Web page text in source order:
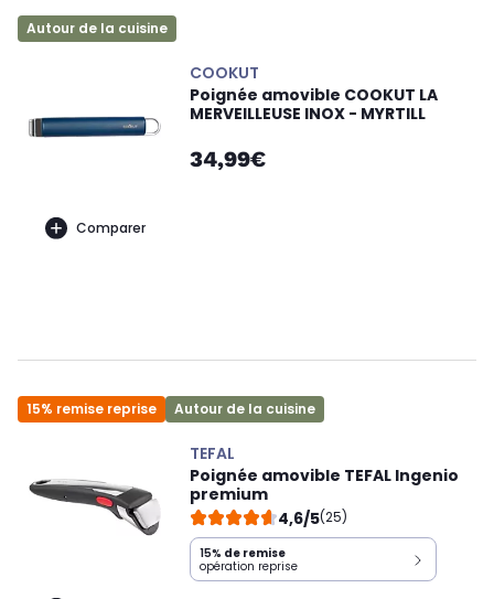
Autour de la cuisine
Comparer
COOKUT
Poignée amovible COOKUT LA
MERVEILLEUSE INOX - MYRTILL
34,99€
15% remise reprise Autour de la cuisine
TEFAL
Poignée amovible TEFAL Ingenio
premium
4,6/5(25)
15% de remise
opération reprise